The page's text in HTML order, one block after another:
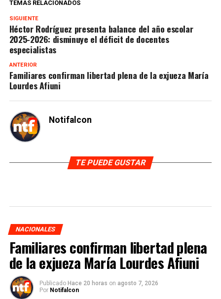
TEMAS RELACIONADOS
SIGUIENTE
Héctor Rodríguez presenta balance del año escolar
2025-2026: disminuye el déficit de docentes
especialistas
ANTERIOR
Familiares confirman libertad plena de la exjueza María
Lourdes Afiuni
Notifalcon
TE PUEDE GUSTAR
NACIONALES
Familiares confirman libertad plena
de la exjueza María Lourdes Afiuni
Publicado Hace 20 horas on agosto 7, 2026
Por Notifalcon